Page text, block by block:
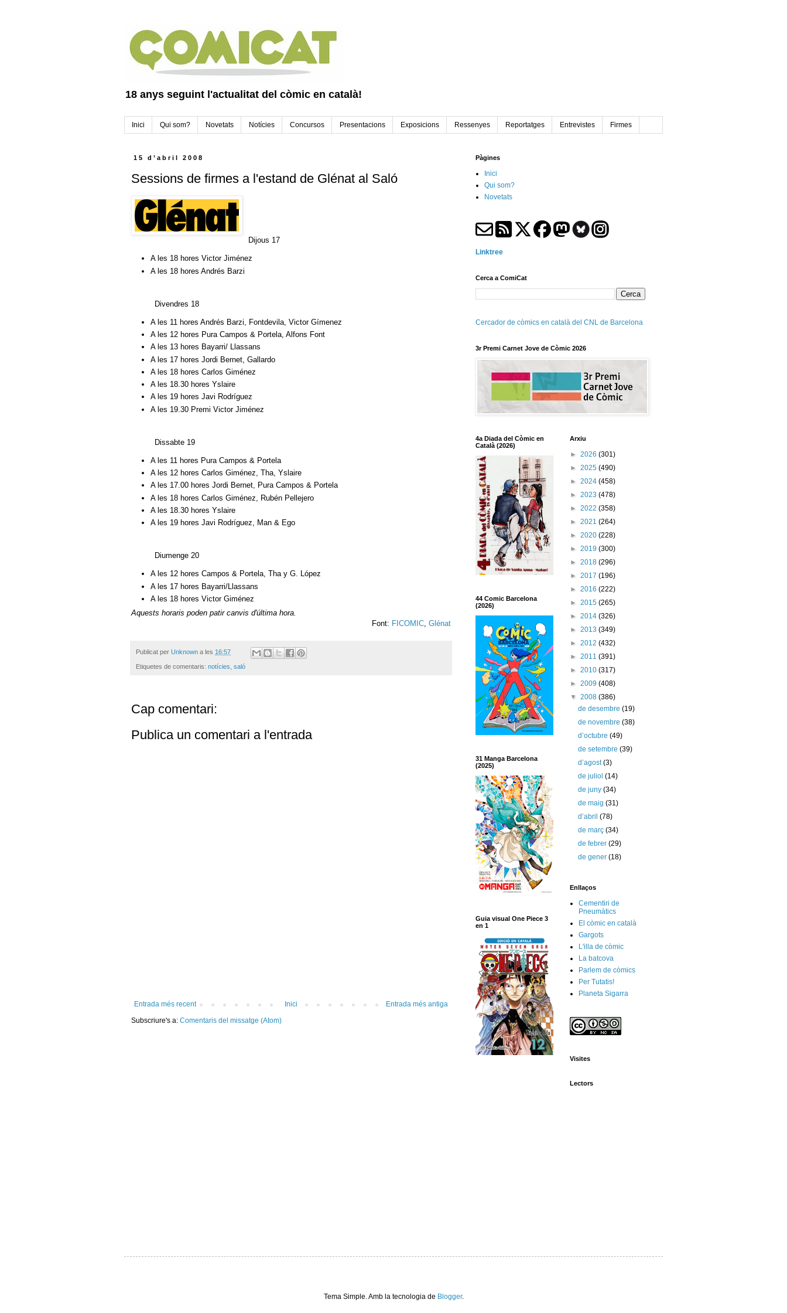
18 anys seguint l'actualitat del còmic en català!
Inici Qui som? Novetats Notícies Concursos Presentacions Exposicions Ressenyes Reportatges Entrevistes Firmes
15 d’abril 2008
Sessions de firmes a l'estand de Glénat al Saló
Dijous 17
A les 18 hores Victor Jiménez
A les 18 hores Andrés Barzi
Divendres 18
A les 11 hores Andrés Barzi, Fontdevila, Victor Gímenez
A les 12 hores Pura Campos & Portela, Alfons Font
A les 13 hores Bayarri/ Llassans
A les 17 hores Jordi Bernet, Gallardo
A les 18 hores Carlos Giménez
A les 18.30 hores Yslaire
A les 19 hores Javi Rodríguez
A les 19.30 Premi Victor Jiménez
Dissabte 19
A les 11 hores Pura Campos & Portela
A les 12 hores Carlos Giménez, Tha, Yslaire
A les 17.00 hores Jordi Bernet, Pura Campos & Portela
A les 18 hores Carlos Giménez, Rubén Pellejero
A les 18.30 hores Yslaire
A les 19 hores Javi Rodríguez, Man & Ego
Diumenge 20
A les 12 hores Campos & Portela, Tha y G. López
A les 17 hores Bayarri/Llassans
A les 18 hores Victor Giménez
Aquests horaris poden patir canvis d'última hora.
Font: FICOMIC, Glénat
Publicat per Unknown a les 16:57
Etiquetes de comentaris: notícies saló
Cap comentari:
Publica un comentari a l'entrada
Entrada més recent Entrada més antiga
Inici
Subscriure's a: Comentaris del missatge (Atom)
Pàgines
Inici
Qui som?
Novetats
Linktree
Cerca a ComiCat
Cercador de còmics en català del CNL de Barcelona
3r Premi Carnet Jove de Còmic 2026
4a Diada del Còmic en
Català (2026)
44 Comic Barcelona
(2026)
31 Manga Barcelona
(2025)
Guia visual One Piece 3
en 1
Arxiu
► 2026 (301)
► 2025 (490)
► 2024 (458)
► 2023 (478)
► 2022 (358)
► 2021 (264)
► 2020 (228)
► 2019 (300)
► 2018 (296)
► 2017 (196)
► 2016 (222)
► 2015 (265)
► 2014 (326)
► 2013 (349)
► 2012 (432)
► 2011 (391)
► 2010 (317)
► 2009 (408)
▼ 2008 (386)
de desembre(19)
de novembre(38)
d’octubre(49)
de setembre(39)
d’agost(3)
de juliol(14)
de juny(34)
de maig(31)
d’abril(78)
de març(34)
de febrer(29)
de gener(18)
Enllaços
Cementiri de
Pneumàtics
El còmic en català
Gargots
L'illa de còmic
La batcova
Parlem de còmics
Per Tutatis!
Planeta Sigarra
Visites
Lectors
Tema Simple. Amb la tecnologia de Blogger.